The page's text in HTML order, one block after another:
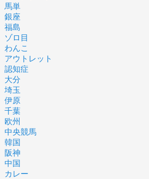
馬単
銀座
福島
ゾロ目
わんこ
アウトレット
認知症
大分
埼玉
伊原
千葉
欧州
中央競馬
韓国
阪神
中国
カレー